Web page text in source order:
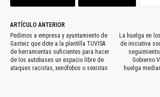
ARTÍCULO ANTERIOR
Pedimos a empresa y ayuntamiento de
Gasteiz que dote a la plantilla TUVISA
de herramientas suficientes para hacer
de los autobuses un espacio libre de
ataques racistas, xenófobos o sexistas
La huelga en
de iniciativa
Gobierno
huelga